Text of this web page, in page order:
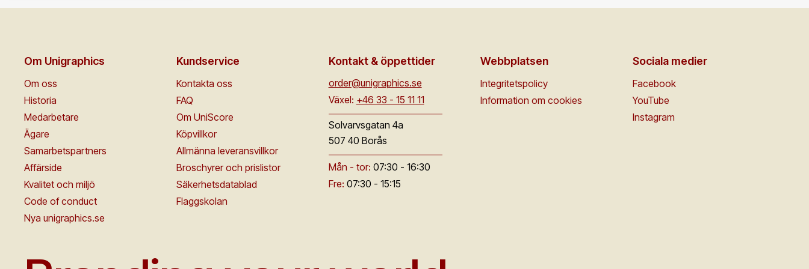
Om Unigraphics
Om oss
Historia
Medarbetare
Ägare
Samarbetspartners
Affärside
Kvalitet och miljö
Code of conduct
Nya unigraphics.se
Kundservice
Kontakta oss
FAQ
Om UniScore
Köpvillkor
Allmänna leveransvillkor
Broschyrer och prislistor
Säkerhetsdatablad
Flaggskolan
Kontakt & öppettider
order@unigraphics.se
Växel: +46 33 - 15 11 11
Solvarvsgatan 4a
507 40 Borås
Mån - tor: 07:30 - 16:30
Fre: 07:30 - 15:15
Webbplatsen
Integritetspolicy
Information om cookies
Sociala medier
Facebook
YouTube
Instagram